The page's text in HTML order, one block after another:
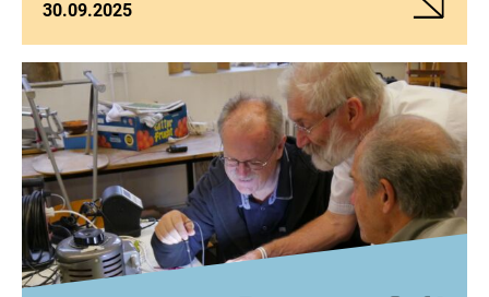
30.09.2025
Neu:
Offener